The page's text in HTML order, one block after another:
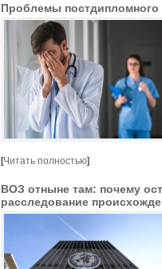
Проблемы постдипломного
[Читать полностью]
ВОЗ отныне там: почему
расследование